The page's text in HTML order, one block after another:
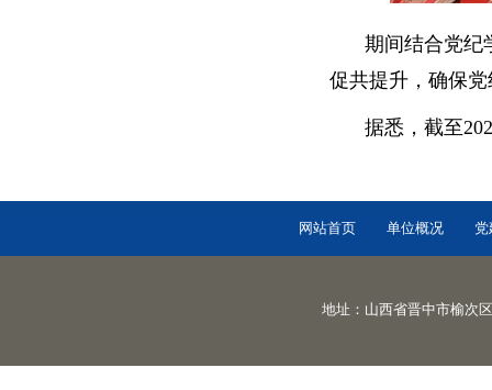
期间结合党纪
促共提升，确保
据悉，截至
网站首页 单位概况 党
地址：山西省晋中市榆次